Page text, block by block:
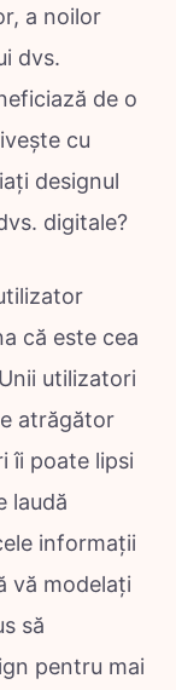
a noilor
dvs.
de o
cu
designul
digitale?
că este cea
utilizatori
atrăgător
îi poate lipsi
laudă
informații
vă modelați
să
pentru mai